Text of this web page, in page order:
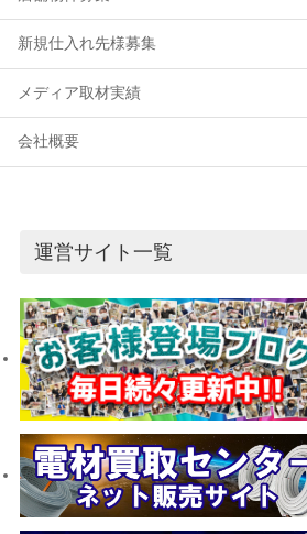
新規仕入れ先様募集
メディア取材実績
会社概要
運営サイト一覧